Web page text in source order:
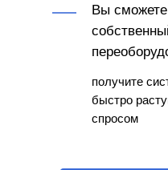
Вы сможете
получите
быстро
спросом